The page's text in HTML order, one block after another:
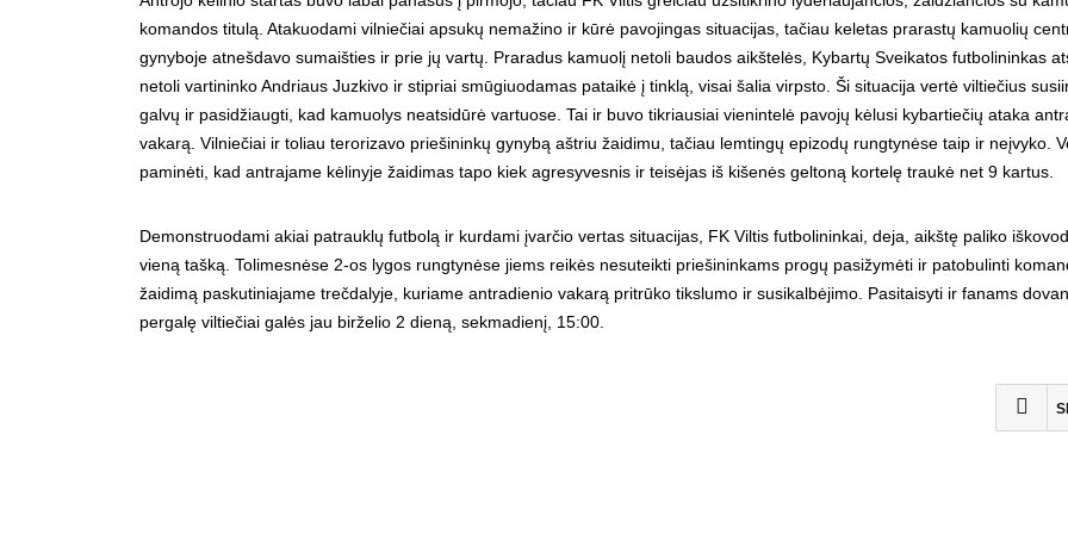
komandos titulą. Atakuodami vilniečiai apsukų nemažino ir kūrė pavojingas situacijas, tačiau keletas prarastų kamuolių
gynyboje atnešdavo sumaišties ir prie jų vartų. Praradus kamuolį netoli baudos aikštelės, Kybartų Sveikatos futbolininkas
netoli vartininko Andriaus Juzkivo ir stipriai smūgiuodamas pataikė į tinklą, visai šalia virpsto. Ši situacija vertė viltiečius
galvų ir pasidžiaugti, kad kamuolys neatsidūrė vartuose. Tai ir buvo tikriausiai vienintelė pavojų kėlusi kybartiečių ataka
vakarą. Vilniečiai ir toliau terorizavo priešininkų gynybą aštriu žaidimu, tačiau lemtingų epizodų rungtynėse taip ir neįvyko.
paminėti, kad antrajame kėlinyje žaidimas tapo kiek agresyvesnis ir teisėjas iš kišenės geltoną kortelę traukė net 9 kartus.
Demonstruodami akiai patrauklų futbolą ir kurdami įvarčio vertas situacijas, FK Viltis futbolininkai, deja, aikštę paliko
vieną tašką. Tolimesnėse 2-os lygos rungtynėse jiems reikės nesuteikti priešininkams progų pasižymėti ir patobulinti
žaidimą paskutiniajame trečdalyje, kuriame antradienio vakarą pritrūko tikslumo ir susikalbėjimo. Pasitaisyti ir fanams
pergalę viltiečiai galės jau birželio 2 dieną, sekmadienį, 15:00.
APIE KLUBĄ
2008 metų pradžioje, Vilniaus Žirmūnų mikrorajone,
tyliai ir paslapčia galima buvo išgirsti gandų apie bene